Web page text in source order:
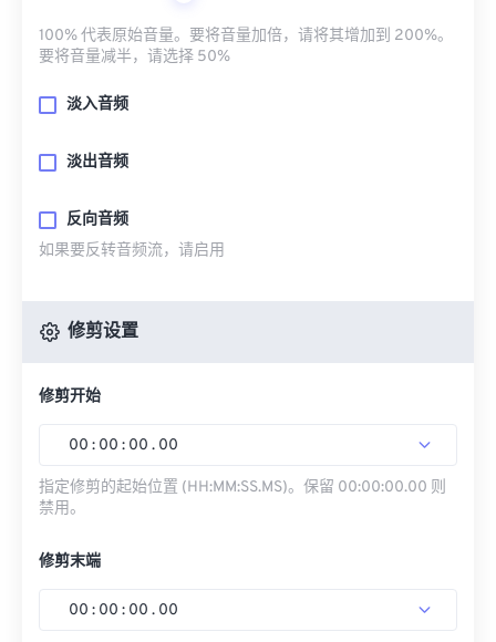
100% 代表原始音量。要将音量加倍，请将其增加到 200%。
要将音量减半，请选择 50%
淡入音频
淡出音频
反向音频
如果要反转音频流，请启用
修剪设置
修剪开始
00 : 00 : 00 . 00
指定修剪的起始位置 (HH:MM:SS.MS)。保留 00:00:00.00 则
禁用。
修剪末端
00 : 00 : 00 . 00